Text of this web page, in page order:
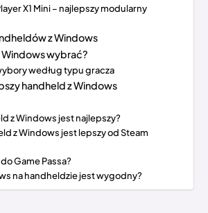
X1 Mini – najlepszy modularny
z Windows
Windows wybrać?
według typu gracza
handheld z Windows
z Windows jest najlepszy?
z Windows jest lepszy od Steam
Game Passa?
na handheldzie jest wygodny?